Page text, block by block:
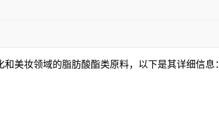
妆领域的脂肪酸酯类原料，以下是其详细信息：